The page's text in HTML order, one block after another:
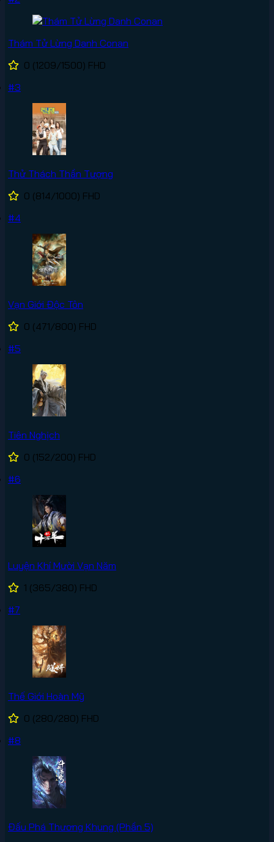
Thám Tử Lừng Danh Conan
0 (1209/1500) FHD
#3
Thử Thách Thần Tượng
0 (814/1000) FHD
#4
Vạn Giới Độc Tôn
0 (471/800) FHD
#5
Tiên Nghịch
0 (152/200) FHD
#6
Luyện Khí Mười Vạn Năm
1 (365/380) FHD
#7
Thế Giới Hoàn Mỹ
0 (280/280) FHD
#8
Đấu Phá Thương Khung (Phần 5)